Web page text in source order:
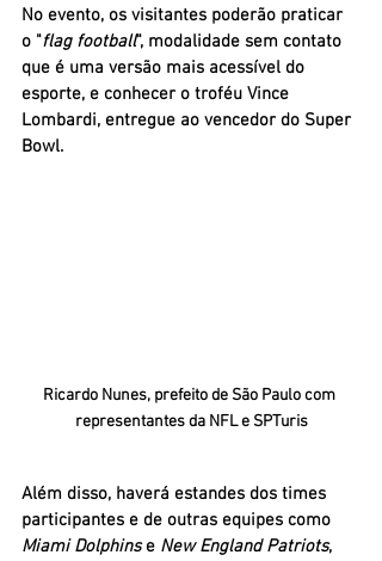
No evento, os visitantes poderão praticar
o "flag football", modalidade sem contato
que é uma versão mais acessível do
esporte, e conhecer o troféu Vince
Lombardi, entregue ao vencedor do Super
Bowl.
Ricardo Nunes, prefeito de São Paulo com
representantes da NFL e SPTuris
Além disso, haverá estandes dos times
participantes e de outras equipes como
Miami Dolphins e New England Patriots,